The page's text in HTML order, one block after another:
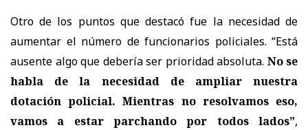
Otro de los puntos que destacó fue la necesidad de
aumentar el número de funcionarios policiales. “Está
ausente algo que debería ser prioridad absoluta. No se
habla de la necesidad de ampliar nuestra
dotación policial. Mientras no resolvamos eso,
vamos a estar parchando por todos lados”,